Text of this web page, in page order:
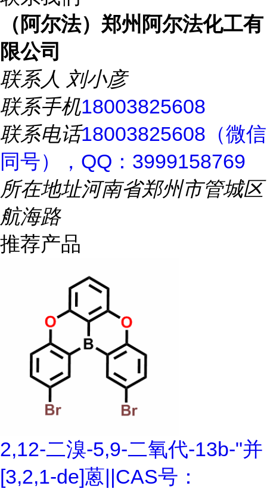
（阿尔法）郑州阿尔法化工有
限公司
联系人 刘小彦
联系手机18003825608
联系电话18003825608（微信
同号），QQ：3999158769
所在地址河南省郑州市管城区
航海路
推荐产品
2,12-二溴-5,9-二氧代-13b-"并
[3,2,1-de]蒽||CAS号：